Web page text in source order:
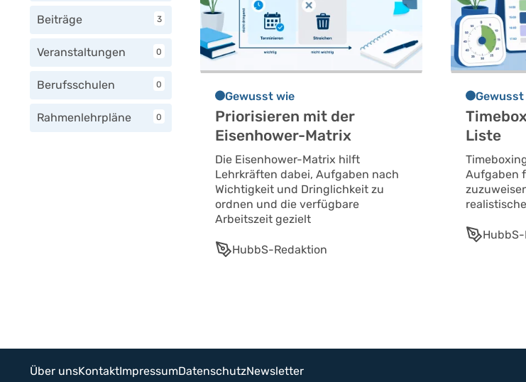
Beiträge 3
Veranstaltungen 0
Berufsschulen 0
Rahmenlehrpläne 0
Gewusst wie
Priorisieren mit der
Eisenhower-Matrix
Die Eisenhower-Matrix hilft
Lehrkräften dabei, Aufgaben nach
Wichtigkeit und Dringlichkeit zu
ordnen und die verfügbare
Arbeitszeit gezielt
HubbS-Redaktion
Gewusst
Liste
Aufgaben
Über unsKontaktImpressumDatenschutzNewsletter